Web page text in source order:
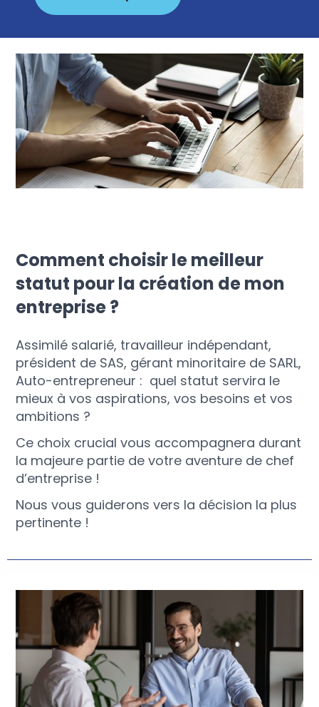
Comment choisir le meilleur
statut pour la création de mon
entreprise ?
Assimilé salarié, travailleur indépendant,
président de SAS, gérant minoritaire de SARL,
Auto-entrepreneur : quel statut servira le
mieux à vos aspirations, vos besoins et vos
ambitions ?
Ce choix crucial vous accompagnera durant
la majeure partie de votre aventure de chef
d’entreprise !
Nous vous guiderons vers la décision la plus
pertinente !